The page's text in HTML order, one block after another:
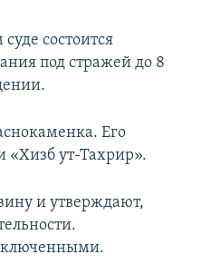
состоится
под стражей до 8
Его
«Хизб ут-Тахрир».
и утверждают,